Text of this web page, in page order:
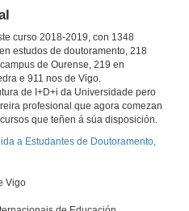
curso 2018-2019, con 1348
estudos de doutoramento, 218
de Ourense, 219 en
e 911 nos de Vigo.
de I+D+i da Universidade pero
profesional que agora comezan
que teñen á súa disposición.
a Estudantes de Doutoramento,
Vigo